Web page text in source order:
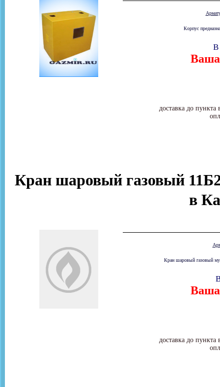
Корпус
Ваша
доставка до
В
Кран шаровый газовый
в
Кран шаровый газовый
Ваша
доставка до